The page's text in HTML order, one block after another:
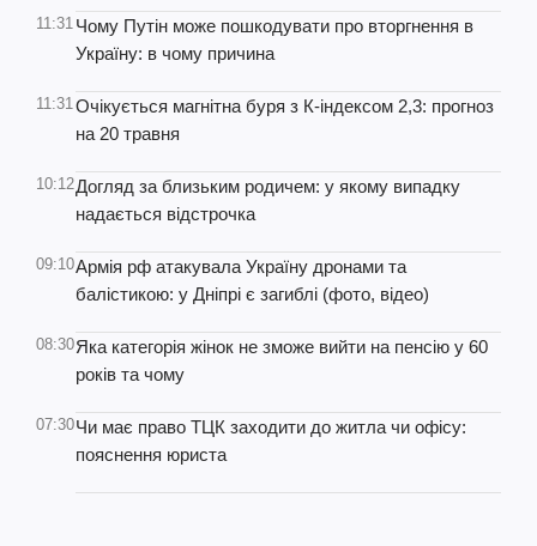
11:31 Чому Путін може пошкодувати про вторгнення в
Україну: в чому причина
11:31Очікується магнітна буря з К-індексом 2,3: прогноз
на 20 травня
10:12Догляд за близьким родичем: у якому випадку
надається відстрочка
09:10Армія рф атакувала Україну дронами та
балістикою: у Дніпрі є загиблі (фото, відео)
08:30Яка категорія жінок не зможе вийти на пенсію у 60
років та чому
07:30Чи має право ТЦК заходити до житла чи офісу:
пояснення юриста